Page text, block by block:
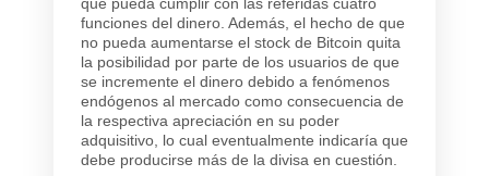
que pueda cumplir con las referidas cuatro
funciones del dinero. Además, el hecho de que
no pueda aumentarse el stock de Bitcoin quita
la posibilidad por parte de los usuarios de que
se incremente el dinero debido a fenómenos
endógenos al mercado como consecuencia de
la respectiva apreciación en su poder
adquisitivo, lo cual eventualmente indicaría que
debe producirse más de la divisa en cuestión.